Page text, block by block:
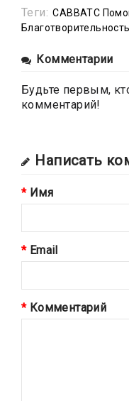
Теги: САВВАТС
Благотворительность
Комментарии
Будьте первым,
комментарий!
Написать
Имя
Email
Комментарий